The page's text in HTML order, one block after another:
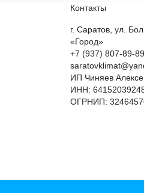
Контакты
г. Саратов, ул.
«Город»
+7 (937) 807-89-89
ИП Чиняев
ИНН:
ОГРНИП: